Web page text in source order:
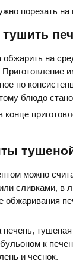
порезать
на
по
блюдо
можно
сливками, в
обжаривания
печень,
к
и чеснок.